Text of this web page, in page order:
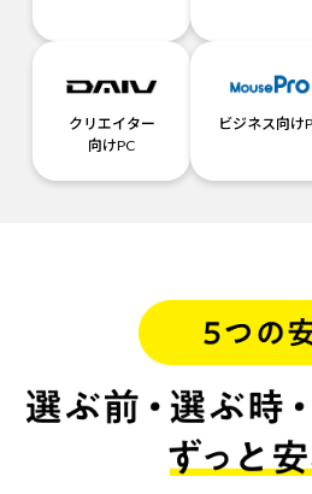
クリエイター
向けPC
ビジネス向け